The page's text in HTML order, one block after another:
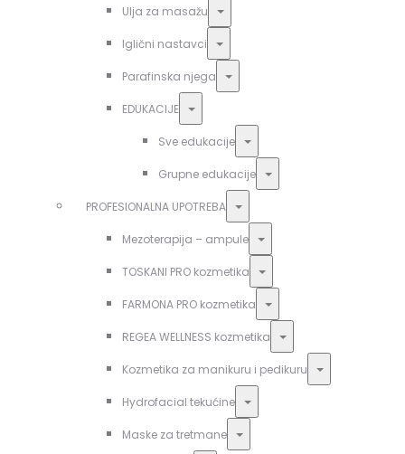
Ulja za masažu Toggle
Iglični nastavci Toggle
Parafinska njega Toggle
EDUKACIJE Toggle
Sve edukacije Toggle
Grupne edukacije Toggle
PROFESIONALNA UPOTREBA Toggle
Mezoterapija – ampule Toggle
TOSKANI PRO kozmetika Toggle
FARMONA PRO kozmetika Toggle
REGEA WELLNESS kozmetika Toggle
Kozmetika za manikuru i pedikuru Toggle
Hydrofacial tekućine Toggle
Maske za tretmane Toggle